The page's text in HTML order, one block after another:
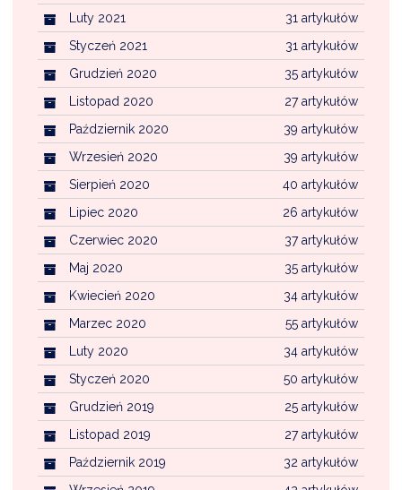
31 artykułów
Luty 2021
31 artykułów
Styczeń 2021
35 artykułów
Grudzień 2020
27 artykułów
Listopad 2020
39 artykułów
Październik 2020
39 artykułów
Wrzesień 2020
40 artykułów
Sierpień 2020
26 artykułów
Lipiec 2020
37 artykułów
Czerwiec 2020
35 artykułów
Maj 2020
34 artykułów
Kwiecień 2020
55 artykułów
Marzec 2020
34 artykułów
Luty 2020
50 artykułów
Styczeń 2020
25 artykułów
Grudzień 2019
27 artykułów
Listopad 2019
32 artykułów
Październik 2019